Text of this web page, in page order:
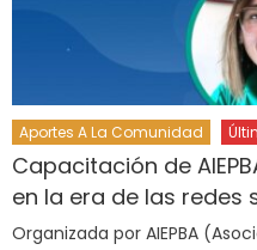
Aportes A La Comunidad
Capacitación de
en la era de las redes
Organizada por AIEPBA